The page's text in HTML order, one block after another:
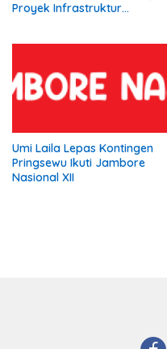
Proyek Infrastruktur
Umi Laila Lepas Kontingen
Pringsewu Ikuti Jambore
Nasional XII